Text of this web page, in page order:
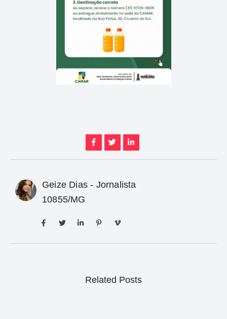
Geize Dias - Jornalista
10855/MG
Related Posts